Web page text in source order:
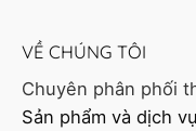
VỀ CHÚNG TÔI
Chuyên phân phối
Sản phẩm và dịch